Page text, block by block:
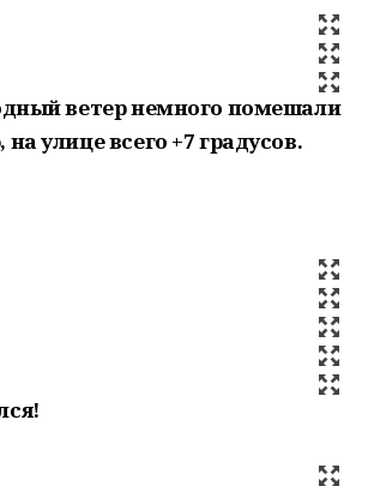
ветер немного помешали
улице всего +7 градусов.